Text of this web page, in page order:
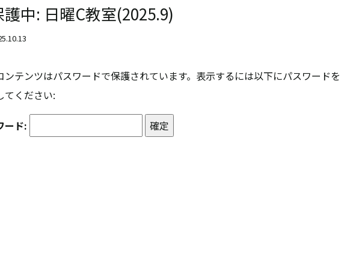
護中: 日曜C教室(2025.9)
ンテンツはパスワードで保護されています。表示するには以下にパスワードを
てください:
ード: